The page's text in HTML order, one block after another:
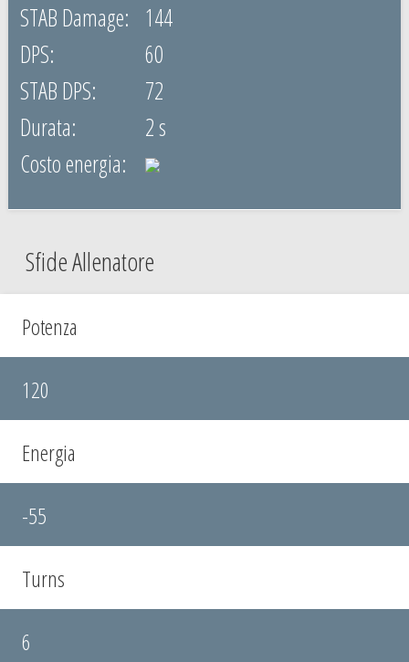
144
60
72
2 s
Sfide Allenatore
Potenza
120
Energia
-55
Turns
6